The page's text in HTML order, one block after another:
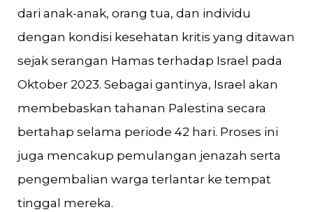
dari anak-anak, orang tua, dan individu
dengan kondisi kesehatan kritis yang ditawan
sejak serangan Hamas terhadap Israel pada
Oktober 2023. Sebagai gantinya, Israel akan
membebaskan tahanan Palestina secara
bertahap selama periode 42 hari. Proses ini
juga mencakup pemulangan jenazah serta
pengembalian warga terlantar ke tempat
tinggal mereka​​.